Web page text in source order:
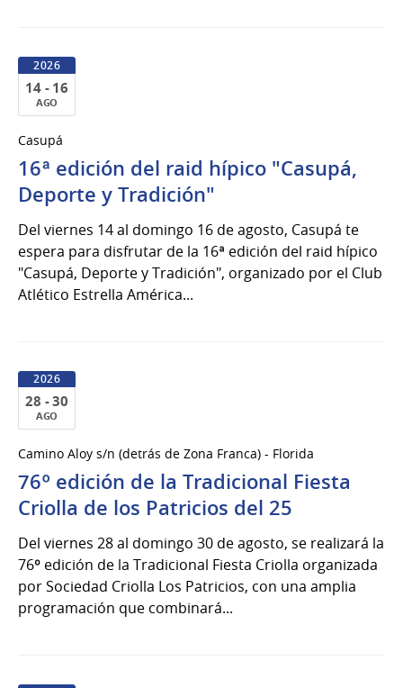
2026
14 - 16
AGO
al
16
de
del
2026
Casupá
16ª edición del raid hípico "Casupá,
Deporte y Tradición"
Del viernes 14 al domingo 16 de agosto, Casupá te
espera para disfrutar de la 16ª edición del raid hípico
"Casupá, Deporte y Tradición", organizado por el Club
Atlético Estrella América...
2026
28 - 30
AGO
al
30
de
del
2026
Camino Aloy s/n (detrás de Zona Franca) - Florida
76º edición de la Tradicional Fiesta
Criolla de los Patricios del 25
Del viernes 28 al domingo 30 de agosto, se realizará la
76º edición de la Tradicional Fiesta Criolla organizada
por Sociedad Criolla Los Patricios, con una amplia
programación que combinará...